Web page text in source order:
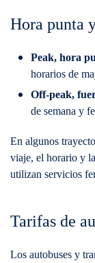
Hora punta
Peak, hora
horarios de
Off-peak,
de semana y
En algunos
viaje, el horario y
utilizan servicios
Tarifas de
Los autobuses y